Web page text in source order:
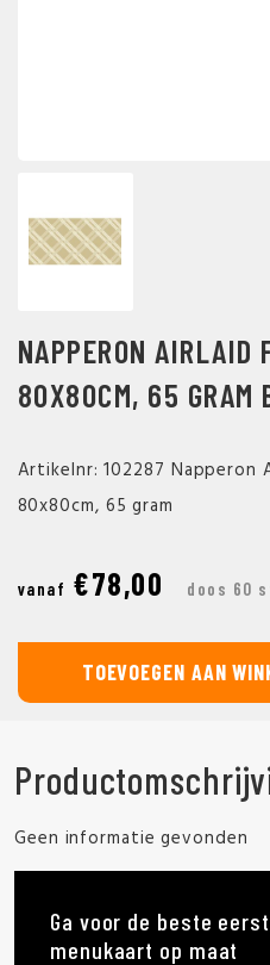
NAPPERON AIRLAID
80X80CM, 65 GRAM
Artikelnr: 102287 Napperon
80x80cm, 65 gram
vanaf €78,00 doos 60
TOEVOEGEN AAN
Geen informatie gevonden
Ga voor de beste
menukaart op maat